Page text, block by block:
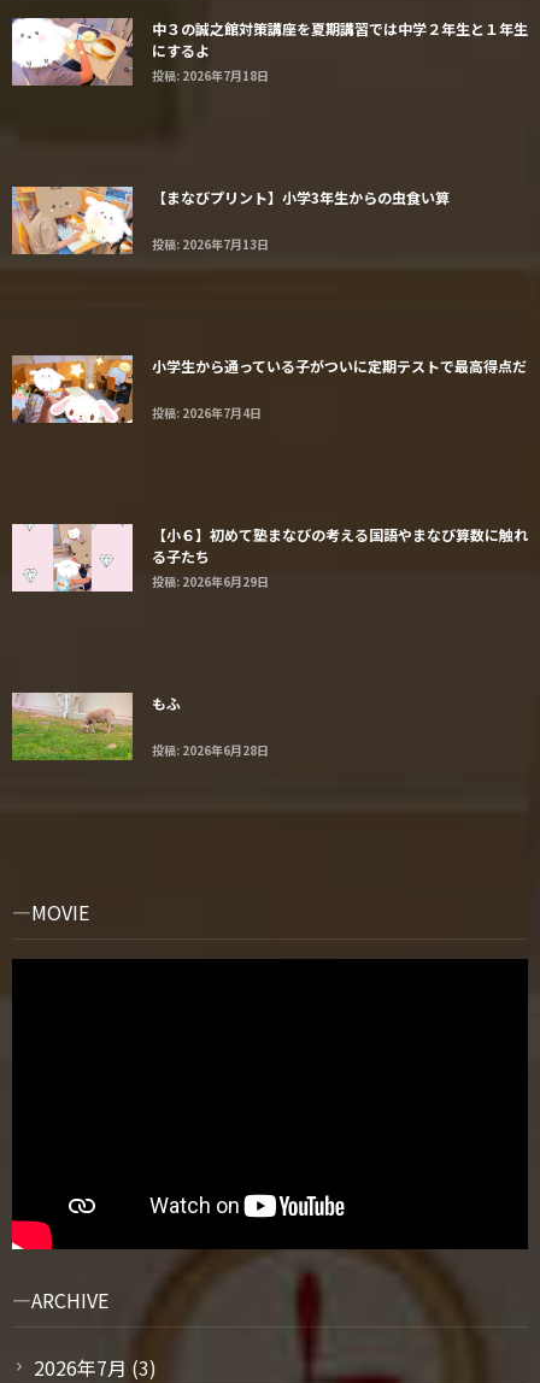
中３の誠之館対策講座を夏期講習では中学２年生と１年生
にするよ
投稿: 2026年7月18日
【まなびプリント】小学3年生からの虫食い算
投稿: 2026年7月13日
小学生から通っている子がついに定期テストで最高得点だ
投稿: 2026年7月4日
【小６】初めて塾まなびの考える国語やまなび算数に触れ
る子たち
投稿: 2026年6月29日
もふ
投稿: 2026年6月28日
MOVIE
ARCHIVE
2026年7月 (3)